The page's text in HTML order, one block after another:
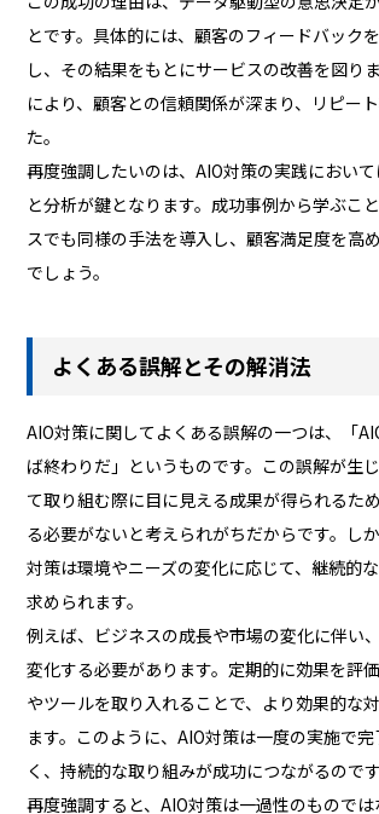
とです。具体的には、顧客のフィードバック
し、その結果をもとにサービスの改善を図り
により、顧客との信頼関係が深まり、リピー
た。
再度強調したいのは、AIO対策の実践におい
と分析が鍵となります。成功事例から学ぶこ
スでも同様の手法を導入し、顧客満足度を高
でしょう。
よくある誤解とその解消法
AIO対策に関してよくある誤解の一つは、「
ば終わりだ」というものです。この誤解が生
て取り組む際に目に見える成果が得られるた
る必要がないと考えられがちだからです。し
対策は環境やニーズの変化に応じて、継続的
求められます。
例えば、ビジネスの成長や市場の変化に伴い
変化する必要があります。定期的に効果を評
やツールを取り入れることで、より効果的な
ます。このように、AIO対策は一度の実施で
く、持続的な取り組みが成功につながるのです
再度強調すると、AIO対策は一過性のもので